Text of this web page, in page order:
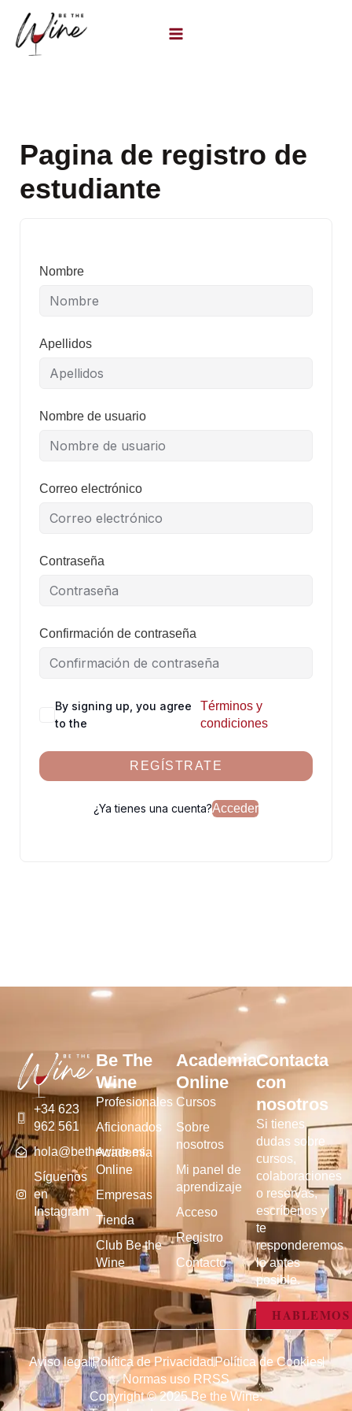
contenido
Pagina de registro de
estudiante
Nombre
Apellidos
Nombre de usuario
Correo electrónico
Contraseña
Confirmación de contraseña
By signing up, you agree
to the
Términos y
condiciones
REGÍSTRATE
¿Ya tienes una cuenta?Acceder
+34 623
962 561
hola@bethewine.es
Síguenos
en
Instagram
Be The
Wine
Profesionales
Aficionados
Academia
Online
Empresas
Tienda
Club Be the
Wine
Academia
Online
Cursos
Sobre
nosotros
Mi panel de
aprendizaje
Acceso
Registro
Contacto
Contacta
con
nosotros
Si tienes
dudas sobre
cursos,
colaboraciones
o reservas,
escríbenos y
te
responderemos
lo antes
posible.
HABLEMOS
Copyright © 2025 Be the Wine.
Aviso legalPolítica de PrivacidadPolítica de Cookies
Normas uso RRSS